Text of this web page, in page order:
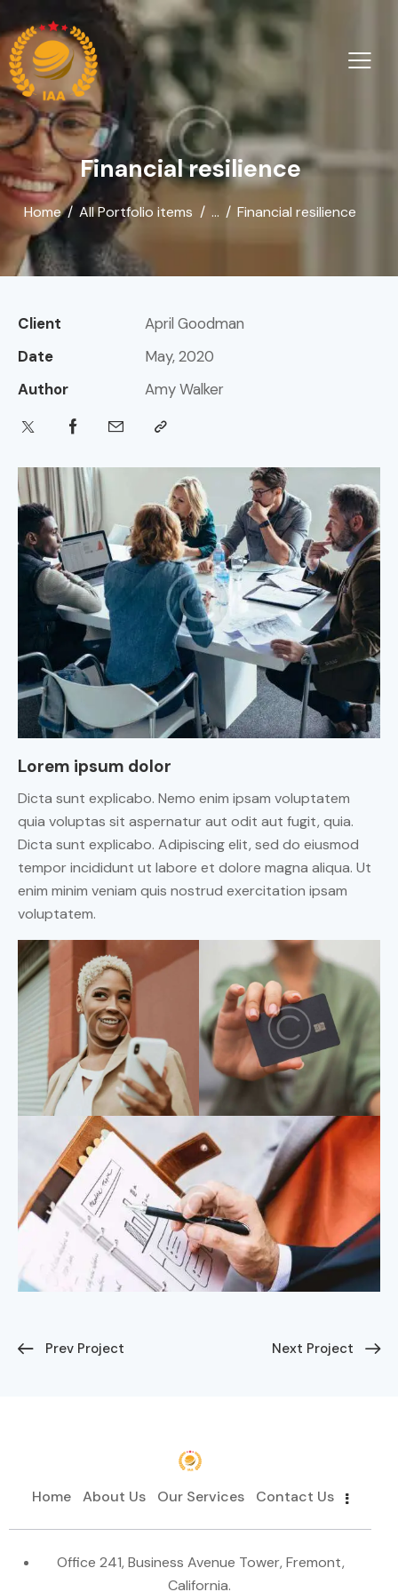
Financial resilience
Home All Portfolio items ... Financial resilience
Lorem ipsum dolor
Dicta sunt explicabo. Nemo enim ipsam voluptatem
quia voluptas sit aspernatur aut odit aut fugit, quia.
Dicta sunt explicabo. Adipiscing elit, sed do eiusmod
tempor incididunt ut labore et dolore magna aliqua. Ut
enim minim veniam quis nostrud exercitation ipsam
voluptatem.
Client
April Goodman
Date
May, 2020
Author
Amy Walker
Prev Project Next Project
Home About Us Our Services Contact Us
Office 241, Business Avenue Tower, Fremont,
California.